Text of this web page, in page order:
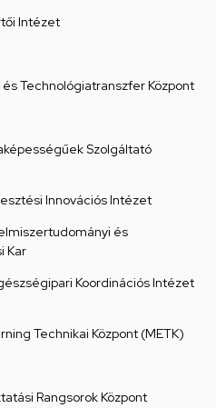
Intézet
Technológiatranszfer Központ
Szolgáltató
Innovációs Intézet
és
Kar
Koordinációs Intézet
Technikai Központ (METK)
Rangsorok Központ